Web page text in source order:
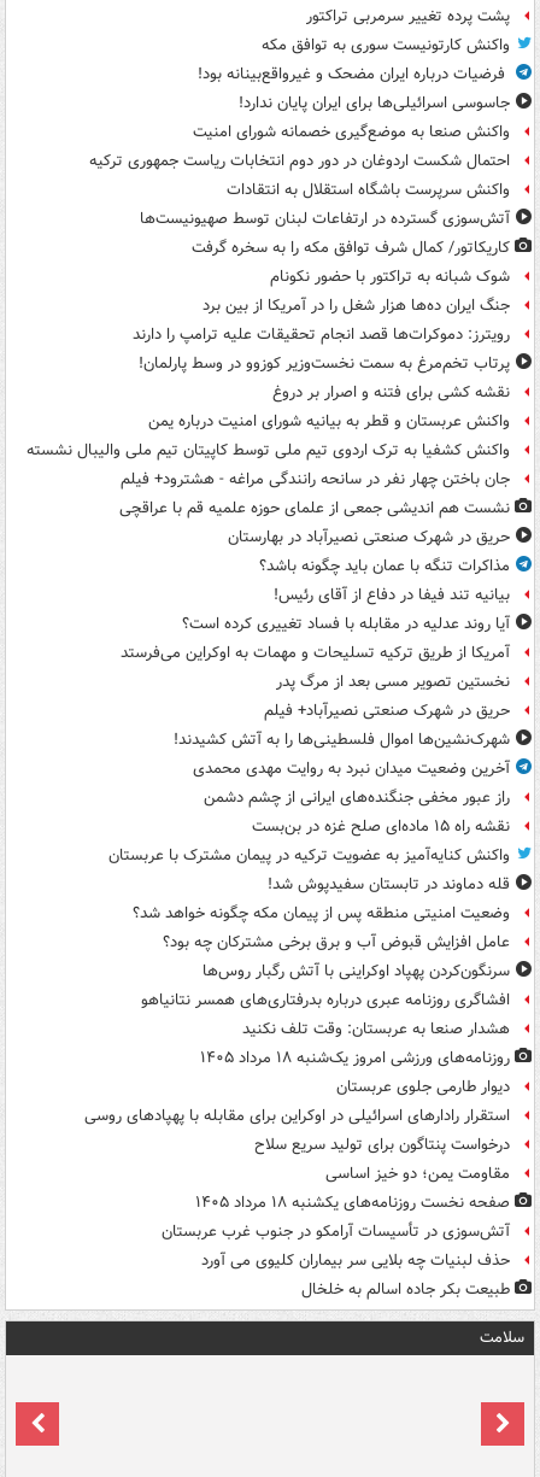
پشت پرده تغییر سرمربی تراکتور
واکنش کارتونیست سوری به توافق مکه
فرضیات درباره ایران مضحک و غیرواقع‌بینانه بود!
جاسوسی اسرائیلی‌ها برای ایران پایان ندارد!
واکنش صنعا به موضع‌گیری خصمانه شورای امنیت
احتمال شکست اردوغان در دور دوم انتخابات ریاست جمهوری ترکیه
واکنش سرپرست باشگاه استقلال به انتقادات
آتش‌سوزی گسترده در ارتفاعات لبنان توسط صهیونیست‌ها
کاریکاتور/ کمال شرف توافق مکه را به سخره گرفت
شوک شبانه به تراکتور با حضور نکونام
جنگ ایران ده‌ها هزار شغل را در آمریکا از بین برد
رویترز: دموکرات‌ها قصد انجام تحقیقات علیه ترامپ را دارند
پرتاب تخم‌مرغ به سمت نخست‌وزیر کوزوو در وسط پارلمان!
نقشه کشی برای فتنه و اصرار بر دروغ
واکنش عربستان و قطر به بیانیه شورای امنیت درباره یمن
واکنش کشفیا به ترک اردوی تیم ملی توسط کاپیتان تیم ملی والیبال نشسته
جان باختن چهار نفر در سانحه رانندگی مراغه - هشترود+ فیلم
نشست هم اندیشی جمعی از علمای حوزه علمیه قم با عراقچی
حریق در شهرک صنعتی نصیرآباد در بهارستان
مذاکرات تنگه با عمان باید چگونه باشد؟
بیانیه تند فیفا در دفاع از آقای رئیس!
آیا روند عدلیه در مقابله با فساد تغییری کرده است؟
آمریکا از طریق ترکیه تسلیحات و مهمات به اوکراین می‌فرستد
نخستین تصویر مسی بعد از مرگ پدر
حریق در شهرک صنعتی نصیرآباد+ فیلم
شهرک‌نشین‌ها اموال فلسطینی‌ها را به آتش کشیدند!
آخرین وضعیت میدان نبرد به روایت مهدی محمدی
راز عبور مخفی جنگنده‌های ایرانی از چشم دشمن
نقشه راه ۱۵ ماده‌ای صلح غزه در بن‌بست
واکنش کنایه‌آمیز به عضویت ترکیه در پیمان مشترک با عربستان
قله دماوند در تابستان سفیدپوش شد!
وضعیت امنیتی منطقه پس از پیمان مکه چگونه خواهد شد؟
عامل افزایش قبوض آب و برق برخی مشترکان چه بود؟
سرنگون‌کردن پهپاد اوکراینی با آتش رگبار روس‌ها
افشاگری روزنامه عبری درباره بدرفتاری‌های همسر نتانیاهو
هشدار صنعا به عربستان: وقت تلف نکنید
روزنامه‌های ورزشی امروز یک‌شنبه ۱۸ مرداد ۱۴۰۵
دیوار طارمی جلوی عربستان
استقرار رادارهای اسرائیلی در اوکراین برای مقابله با پهپادهای روسی
درخواست پنتاگون برای تولید سریع سلاح
مقاومت یمن؛ دو خیز اساسی
صفحه نخست روزنامه‌های یکشنبه ۱۸ مرداد ۱۴۰۵
آتش‌سوزی در تأسیسات آرامکو در جنوب غرب عربستان
حذف لبنیات چه بلایی سر بیماران کلیوی می آورد
طبیعت بکر جاده اسالم به خلخال
سلامت